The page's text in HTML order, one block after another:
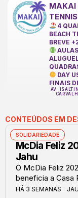
MAKAI
TENNIS
4
BEACH
BREVE
DAY
FINAIS
AV.
CONTEÚDOS EM
SOLIDARIEDADE
McDia Feliz
Jahu
O McDia Feliz
beneficia a Casa
HÁ 3 SEMANAS